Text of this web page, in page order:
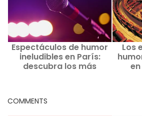
Espectáculos de humor
ineludibles en París:
descubra los más
Los
COMMENTS